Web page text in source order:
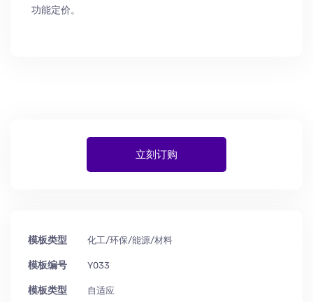
功能定价。
立刻订购
模板类型 化工/环保/能源/材料
模板编号 Y033
模板类型 自适应